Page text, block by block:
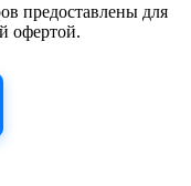
предоставлены для
офертой.